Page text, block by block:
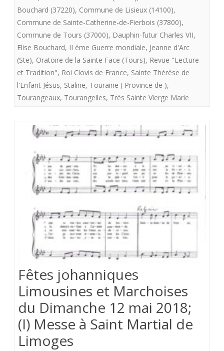
Bouchard (37220), Commune de Lisieux (14100),
Commune de Sainte-Catherine-de-Fierbois (37800),
Commune de Tours (37000), Dauphin-futur Charles VII,
Elise Bouchard, II éme Guerre mondiale, Jeanne d'Arc
(Ste), Oratoire de la Sainte Face (Tours), Revue "Lecture
et Tradition", Roi Clovis de France, Sainte Thérése de
l'Enfant Jésus, Staline, Touraine ( Province de ),
Tourangeaux, Tourangelles, Trés Sainte Vierge Marie
Fêtes johanniques
Limousines et Marchoises
du Dimanche 12 mai 2018;
(I) Messe à Saint Martial de
Limoges